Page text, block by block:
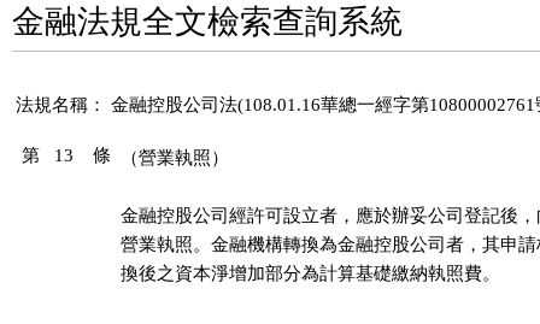
金融法規全文檢索查詢系統
法規名稱： 金融控股公司法(108.01.16華總一經字第
第 13 條 （營業執照）
金融控股公司經許可設立者，應於辦妥公司登記後
營業執照。金融機構轉換為金融控股公司者，其申
換後之資本淨增加部分為計算基礎繳納執照費。